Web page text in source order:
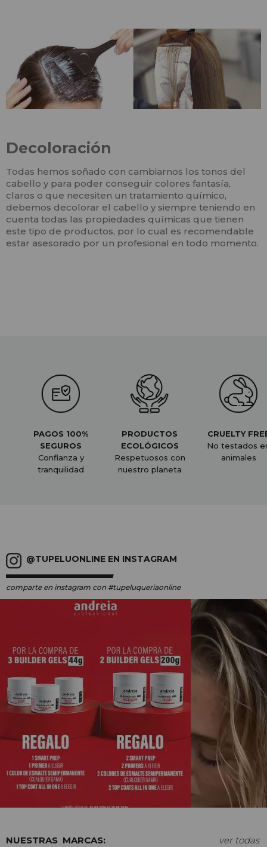
Decoloración
Todas hemos soñado con cambiarnos los tonos del
cabello y para poder conseguir colores fantasía,
claros o que necesiten un tratamiento químico,
debemos decolorar el cabello y siempre teniendo en
cuenta todas las propiedades químicas que tienen
este tipo de productos, por lo cual es recomendable
estar asesorado por un profesional en todo momento.
PAGOS 100%
SEGUROS
Confianza y
tranquilidad
PRODUCTOS
ECOLÓGICOS
Respetuosos con
nuestro planeta
CRUELTY
No testados
animales
@TUPELUONLINE EN INSTAGRAM
comparte en instagram con #tupeluqueriaonline
MARCAS: ver todas